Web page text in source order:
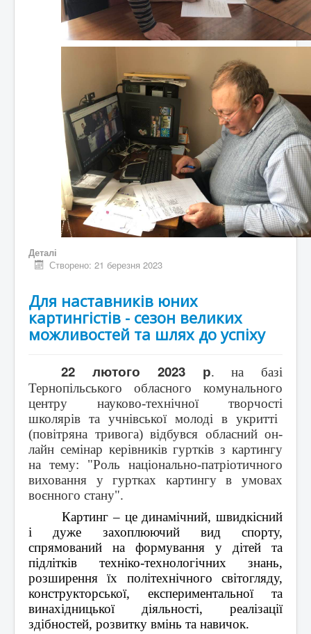
Деталі
Створено: 21 березня 2023
Для наставників юних
картингістів - сезон великих
можливостей та шлях до успіху
22 лютого 2023 р. на базі
Тернопільського обласного комунального
центру науково-технічної творчості
школярів та учнівської молоді в укритті
(повітряна тривога) відбувся обласний он-
лайн семінар керівників гуртків з картингу
на тему: "Роль національно-патріотичного
виховання у гуртках картингу в умовах
воєнного стану".
Картинг – це динамічний, швидкісний
і дуже захоплюючий вид спорту,
спрямований на формування у дітей та
підлітків техніко-технологічних знань,
розширення їх політехнічного світогляду,
конструкторської, експериментальної та
винахідницької діяльності, реалізації
здібностей, розвитку вмінь та навичок.